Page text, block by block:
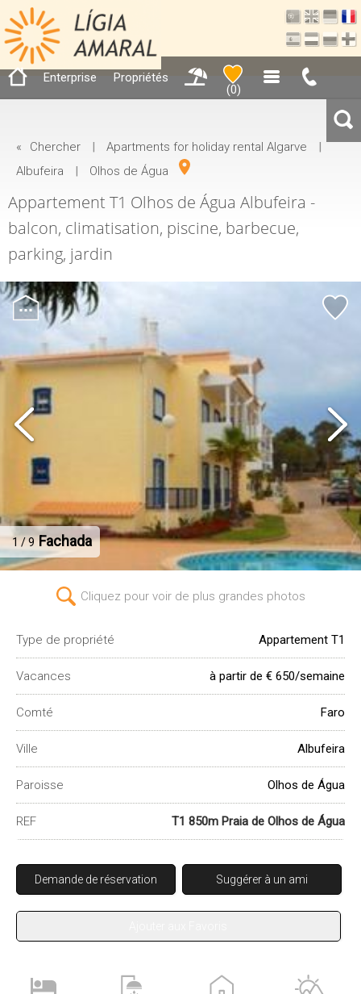
Enterprise
Propriétés
(0)
« Chercher | Apartments for holiday rental Algarve
|
Albufeira
| Olhos de Água
Appartement T1 Olhos de Água Albufeira -
balcon, climatisation, piscine, barbecue,
parking, jardin
1 / 9 Fachada
Cliquez pour voir de plus grandes photos
Type de propriété Appartement T1
Vacances à partir de € 650/semaine
Comté Faro
Ville Albufeira
Paroisse Olhos de Água
REF T1 850m Praia de Olhos de Água
Demande de réservation Suggérer à un ami